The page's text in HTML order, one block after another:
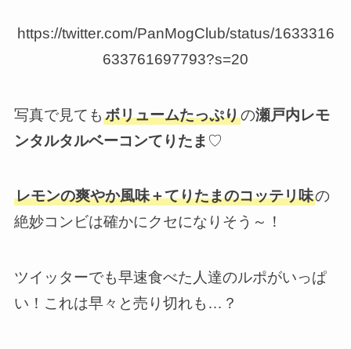
https://twitter.com/PanMogClub/status/1633316
633761697793?s=20
写真で見ても ボリュームたっぷりの瀬戸内レモ
ンタルタルベーコンてりたま ♡
レモンの爽やか風味＋てりたまのコッテリ味の
絶妙コンビは確かにクセになりそう～！
ツイッターでも早速食べた人達のルポがいっぱ
い！これは早々と売り切れも…？